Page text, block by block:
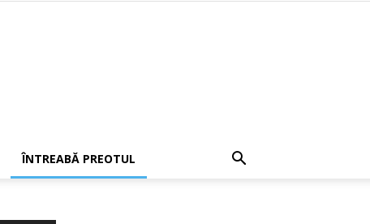
ÎNTREABĂ PREOTUL